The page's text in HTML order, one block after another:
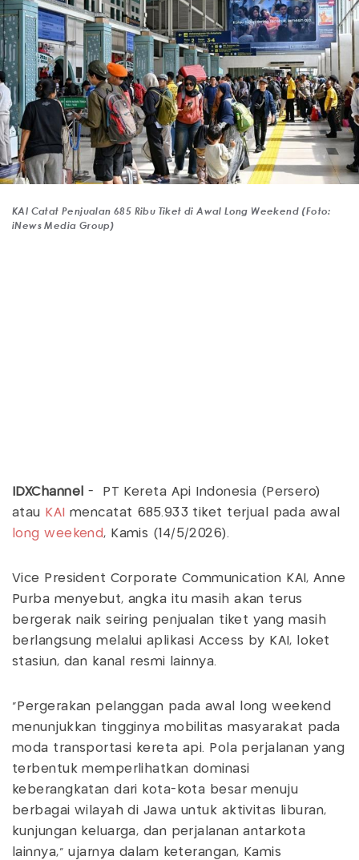
KAI Catat Penjualan 685 Ribu Tiket di Awal Long Weekend (Foto:
iNews Media Group)
IDXChannel - PT Kereta Api Indonesia (Persero)
atau KAI
mencatat 685.933 tiket terjual pada awal
long weekend, Kamis (14/5/2026).
Vice President Corporate Communication KAI, Anne
Purba menyebut, angka itu masih akan terus
bergerak naik seiring penjualan tiket yang masih
berlangsung melalui aplikasi Access by KAI, loket
stasiun, dan kanal resmi lainnya.
“Pergerakan pelanggan pada awal long weekend
menunjukkan tingginya mobilitas masyarakat pada
moda transportasi kereta api. Pola perjalanan yang
terbentuk memperlihatkan dominasi
keberangkatan dari kota-kota besar menuju
berbagai wilayah di Jawa untuk aktivitas liburan,
kunjungan keluarga, dan perjalanan antarkota
lainnya,” ujarnya dalam keterangan, Kamis